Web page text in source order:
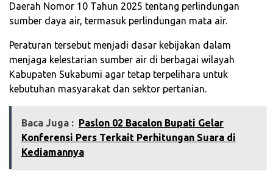
Daerah Nomor 10 Tahun 2025 tentang perlindungan
sumber daya air, termasuk perlindungan mata air.
Peraturan tersebut menjadi dasar kebijakan dalam
menjaga kelestarian sumber air di berbagai wilayah
Kabupaten Sukabumi agar tetap terpelihara untuk
kebutuhan masyarakat dan sektor pertanian.
Baca Juga : Paslon 02 Bacalon Bupati Gelar
Konferensi Pers Terkait Perhitungan Suara di
Kediamannya